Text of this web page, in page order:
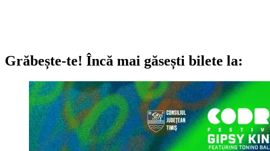
Grăbește-te! Încă mai găsești bilete la: